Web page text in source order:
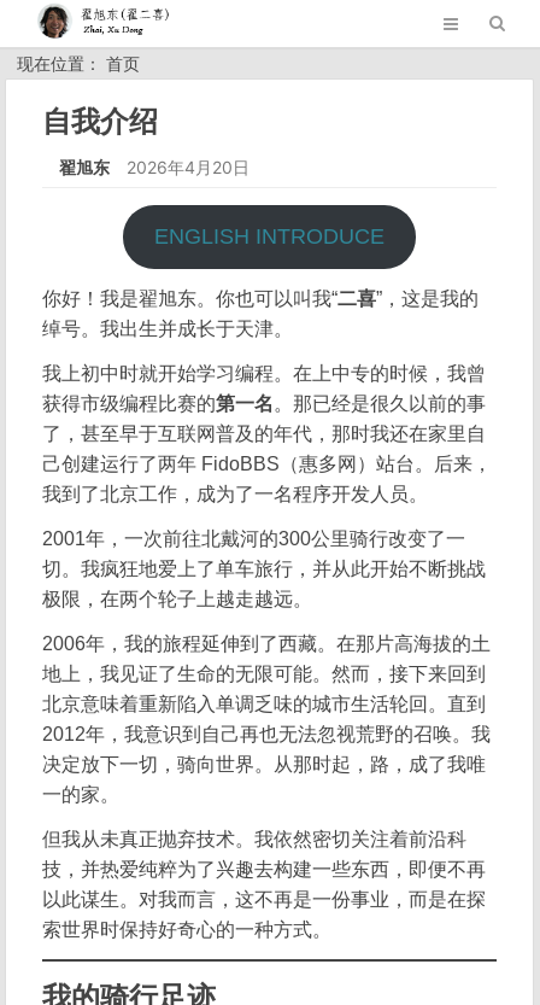
现在位置： 首页
自我介绍
翟旭东 2026年4月20日
ENGLISH INTRODUCE
你好！我是翟旭东。你也可以叫我“二喜”，这是我的
绰号。我出生并成长于天津。
我上初中时就开始学习编程。在上中专的时候，我曾
获得市级编程比赛的第一名 。那已经是很久以前的事
了，甚至早于互联网普及的年代，那时我还在家里自
己创建运行了两年 FidoBBS（惠多网）站台。后来，
我到了北京工作，成为了一名程序开发人员。
2001年，一次前往北戴河的300公里骑行改变了一
切。我疯狂地爱上了单车旅行，并从此开始不断挑战
极限，在两个轮子上越走越远。
2006年，我的旅程延伸到了西藏。在那片高海拔的土
地上，我见证了生命的无限可能。然而，接下来回到
北京意味着重新陷入单调乏味的城市生活轮回。直到
2012年，我意识到自己再也无法忽视荒野的召唤。我
决定放下一切，骑向世界。从那时起，路，成了我唯
一的家。
但我从未真正抛弃技术。我依然密切关注着前沿科
技，并热爱纯粹为了兴趣去构建一些东西，即便不再
以此谋生。对我而言，这不再是一份事业，而是在探
索世界时保持好奇心的一种方式。
我的骑行足迹